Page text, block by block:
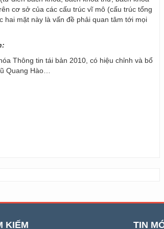
cơ sở của các cấu trúc vĩ mô (cấu trúc tổng
hai mặt này là vấn đề phải quan tâm tới mọi
Thông tin tái bản 2010, có hiệu chỉnh và bổ
Quang Hào…
KIẾM TIN